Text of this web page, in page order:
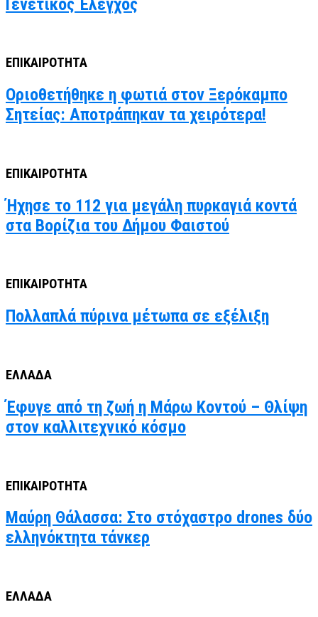
Γενετικός Έλεγχος
ΕΠΙΚΑΙΡΟΤΗΤΑ
Οριοθετήθηκε η φωτιά στον Ξερόκαμπο
Σητείας: Αποτράπηκαν τα χειρότερα!
ΕΠΙΚΑΙΡΟΤΗΤΑ
Ήχησε το 112 για μεγάλη πυρκαγιά κοντά
στα Βορίζια του Δήμου Φαιστού
ΕΠΙΚΑΙΡΟΤΗΤΑ
Πολλαπλά πύρινα μέτωπα σε εξέλιξη
ΕΛΛΑΔΑ
Έφυγε από τη ζωή η Μάρω Κοντού – Θλίψη
στον καλλιτεχνικό κόσμο
ΕΠΙΚΑΙΡΟΤΗΤΑ
Μαύρη Θάλασσα: Στο στόχαστρο drones δύο
ελληνόκτητα τάνκερ
ΕΛΛΑΔΑ